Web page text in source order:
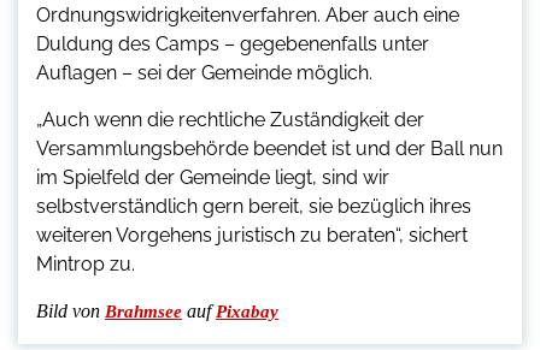
Ordnungswidrigkeitenverfahren. Aber auch eine
Duldung des Camps – gegebenenfalls unter
Auflagen – sei der Gemeinde möglich.
„Auch wenn die rechtliche Zuständigkeit der
Versammlungsbehörde beendet ist und der Ball nun
im Spielfeld der Gemeinde liegt, sind wir
selbstverständlich gern bereit, sie bezüglich ihres
weiteren Vorgehens juristisch zu beraten“, sichert
Mintrop zu.
Bild von Brahmsee aufPixabay